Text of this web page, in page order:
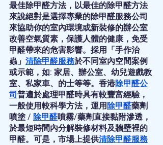
最佳除甲醛方法，以最佳的除甲醛方法
來說絕對是選擇專業的除甲醛服務公司
來協助你的室內環境或新裝修的辦公室
改善空氣質素，保護人體的健康，免受
甲醛帶來的危害影響。採用「手作治
蟲」 清除甲醛服務於不同室內空間案例
或示範，如: 家居、辦公室、幼兒遊戲教
室、私家車、的士等等。香港除甲醛公
司普遍於處理甲醛時具有較豐富經驗，
一般使用較科學方法，運用 除甲醛藥劑
噴塗 / 除甲醛噴霧/藥劑直接黏附滲透，
於最短時間內分解裝修材料及牆壁裡的
甲醛。可是，市場上提供清除甲醛服務